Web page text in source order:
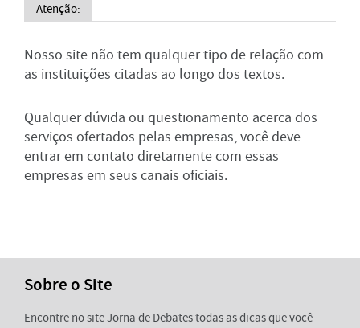
Atenção:
Nosso site não tem qualquer tipo de relação com
as instituições citadas ao longo dos textos.
Qualquer dúvida ou questionamento acerca dos
serviços ofertados pelas empresas, você deve
entrar em contato diretamente com essas
empresas em seus canais oficiais.
Sobre o Site
Encontre no site Jorna de Debates todas as dicas que você